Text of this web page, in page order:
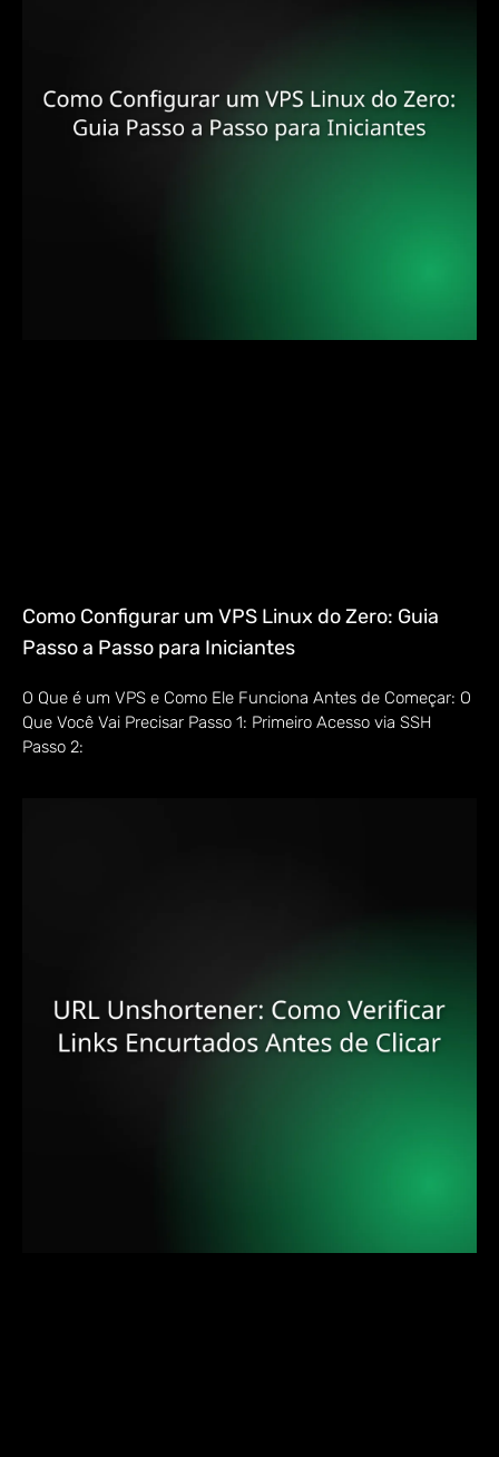
Como Configurar um VPS Linux do Zero: Guia
Passo a Passo para Iniciantes
O Que é um VPS e Como Ele Funciona Antes de Começar: O
Que Você Vai Precisar Passo 1: Primeiro Acesso via SSH
Passo 2: